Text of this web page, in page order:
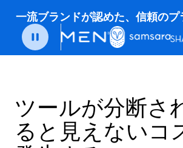
一流ブランドが認めた、信頼の
ツールが分断さ
ると見えないコ